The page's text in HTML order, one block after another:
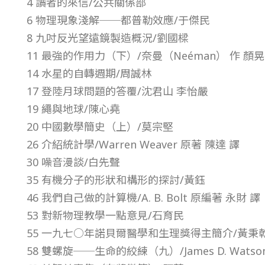
1
年
第
2
卷
第
3
期
6 物理現象淺解──都普勒效應/于傑民
8 九吋反光望遠鏡製造概況/劉國樑
11 最強的作用力（下）/奈曼（Neéman） 作 顏
14 水星的自轉週期/周誠林
17 登陸月球問題的答覆/沈君山 李怡嚴
19 繩與地球/陳心堯
20 中國數學簡史（上）/莫宗堅
26 介紹統計學/Warren Weaver 原著 陳達 譯
30 噪音漫談/白先聲
35 有機分子的形狀和構形的探討/黃鈺
46 我們自己做的計算機/A. B. Bolt 原編著 永財 譯
53 對新物理教學一點意見/石育民
55 一九七○年諾貝爾醫學和生理獎得主簡介/黃秉
58 雙螺旋──生命的絞練（九）/James D.